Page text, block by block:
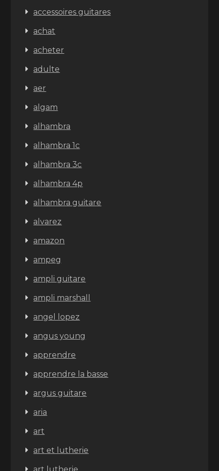
accessoires guitares
achat
acheter
adulte
aer
algam
alhambra
alhambra 1c
alhambra 3c
alhambra 4p
alhambra guitare
alvarez
amazon
ampeg
ampli guitare
ampli marshall
angel lopez
angus young
apprendre
apprendre la basse
argus guitare
aria
art
art et lutherie